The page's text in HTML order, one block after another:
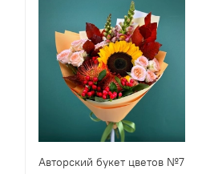
Авторский букет цветов №7